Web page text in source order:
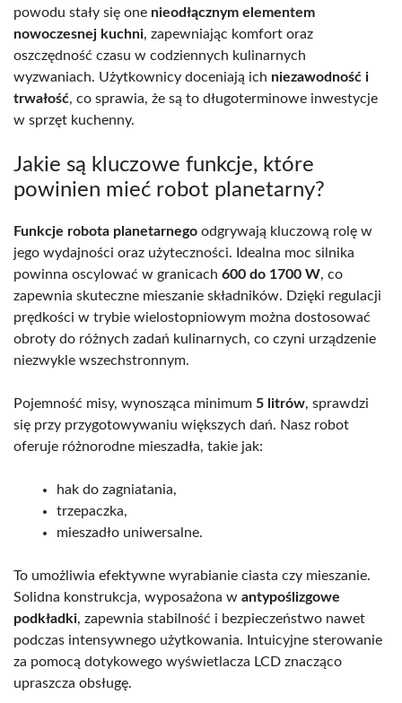
powodu stały się one nieodłącznym elementem
nowoczesnej kuchni, zapewniając komfort oraz
oszczędność czasu w codziennych kulinarnych
wyzwaniach. Użytkownicy doceniają ich niezawodność i
trwałość, co sprawia, że są to długoterminowe inwestycje
w sprzęt kuchenny.
Jakie są kluczowe funkcje, które
powinien mieć robot planetarny?
Funkcje robota planetarnego odgrywają kluczową rolę w
jego wydajności oraz użyteczności. Idealna moc silnika
powinna oscylować w granicach 600 do 1700 W, co
zapewnia skuteczne mieszanie składników. Dzięki regulacji
prędkości w trybie wielostopniowym można dostosować
obroty do różnych zadań kulinarnych, co czyni urządzenie
niezwykle wszechstronnym.
Pojemność misy, wynosząca minimum 5 litrów, sprawdzi
się przy przygotowywaniu większych dań. Nasz robot
oferuje różnorodne mieszadła, takie jak:
hak do zagniatania,
trzepaczka,
mieszadło uniwersalne.
To umożliwia efektywne wyrabianie ciasta czy mieszanie.
Solidna konstrukcja, wyposażona w antypoślizgowe
podkładki, zapewnia stabilność i bezpieczeństwo nawet
podczas intensywnego użytkowania. Intuicyjne sterowanie
za pomocą dotykowego wyświetlacza LCD znacząco
upraszcza obsługę.